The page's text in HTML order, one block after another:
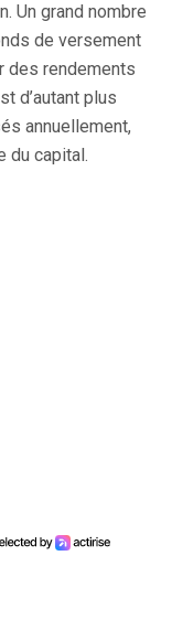
Un grand nombre
de versement
des rendements
d’autant plus
annuellement,
du capital.